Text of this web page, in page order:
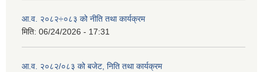
आ.व. २०८२÷०८३ को नीति तथा कार्यक्रम
मिति: 06/24/2026 - 17:31
आ.व. २०८२/०८३ को बजेट, निति तथा कार्यक्रम